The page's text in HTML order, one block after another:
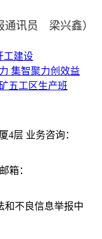
通讯员 梁兴鑫）
工建设
集智聚力创效益
五工区生产班
4层 业务咨询：
箱：
和不良信息举报中